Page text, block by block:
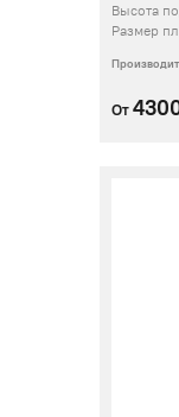
Высота
Размер
От